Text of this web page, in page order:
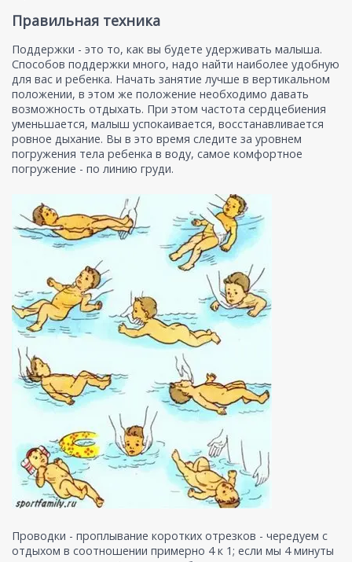
Правильная техника
Поддержки - это то, как вы будете удерживать малыша.
Способов поддержки много, надо найти наиболее удобную
для вас и ребенка. Начать занятие лучше в вертикальном
положении, в этом же положение необходимо давать
возможность отдыхать. При этом частота сердцебиения
уменьшается, малыш успокаивается, восстанавливается
ровное дыхание. Вы в это время следите за уровнем
погружения тела ребенка в воду, самое комфортное
погружение - по линию груди.
Проводки - проплывание коротких отрезков - чередуем с
отдыхом в соотношении примерно 4 к 1; если мы 4 минуты